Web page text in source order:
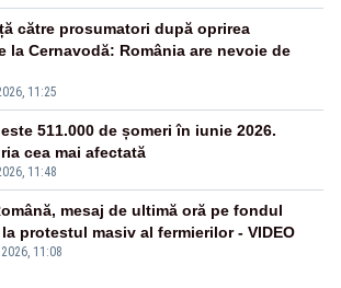
11:25
către prosumatori după oprirea
la Cernavodă: România are nevoie de
11:48
511.000 de șomeri în iunie 2026.
cea mai afectată
11:08
mesaj de ultimă oră pe fondul
protestul masiv al fermierilor - VIDEO